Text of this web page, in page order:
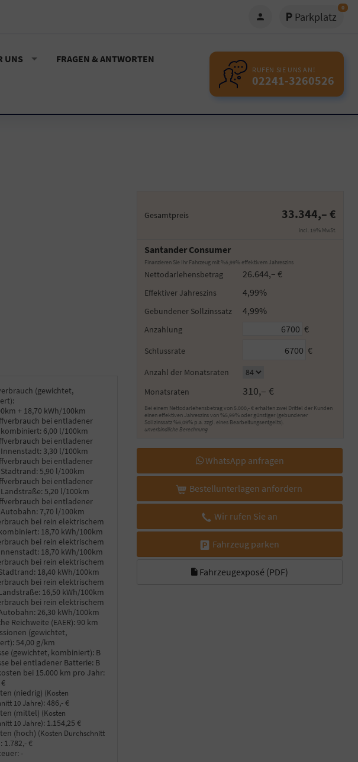
Parkplatz
0
UNS FRAGEN & ANTWORTEN
RUFEN SIE UNS AN!
02241-3260526
Gesamtpreis 33.344,– €
incl. 19% MwSt.
Santander Consumer
Finanzieren Sie Ihr Fahrzeug mit %5,99% effektivem Jahreszins
Nettodarlehensbetrag 26.644,– €
Effektiver Jahreszins 4,99%
Gebundener Sollzinssatz 4,99%
Anzahlung €
Schlussrate €
Anzahl der Monatsraten
Monatsraten
310,– €
Bei einem Nettodarlehensbetrag von 5.000,- € erhalten zwei Drittel der Kunden
einen effektiven Jahreszins von %5,99% oder günstiger (gebundener
Sollzinssatz %6,09% p.a. zzgl. eines Bearbeitungsentgelts).
unverbindliche Berechnung
WhatsApp anfragen
Bestellunterlagen anfordern
Wir rufen Sie an
Fahrzeug parken
Fahrzeugexposé (PDF)
(gewichtet,
+ 18,70 kWh/100km
bei entladener
6,00 l/100km
bei entladener
3,30 l/100km
bei entladener
5,90 l/100km
bei entladener
5,20 l/100km
bei entladener
7,70 l/100km
bei rein elektrischem
18,70 kWh/100km
bei rein elektrischem
18,70 kWh/100km
bei rein elektrischem
18,40 kWh/100km
bei rein elektrischem
16,50 kWh/100km
bei rein elektrischem
26,30 kWh/100km
Reichweite (EAER): 90 km
(gewichtet,
54,00 g/km
(gewichtet, kombiniert): B
bei entladener Batterie: B
bei 15.000 km pro Jahr:
(niedrig) (Kosten
10 Jahre): 486,- €
(mittel) (Kosten
10 Jahre): 1.154,25 €
(hoch) (Kosten Durchschnitt
: 1.782,- €
-